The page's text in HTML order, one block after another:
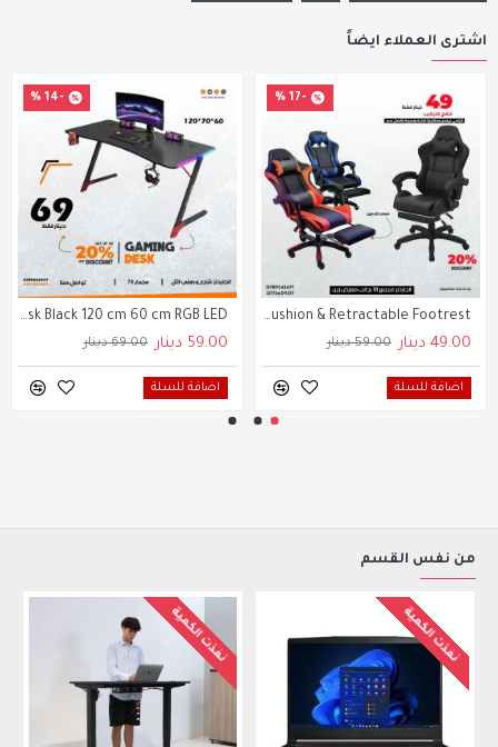
اشترى العملاء ايضاً
-17 %
Cherry Tree Furniture High Back Recliner Gaming Chair with Cushion & Retractable Footrest
49.00 دينار 59.00 دينار
اضافة للسلة
-14 %
Gaming Desk Black 120 cm 60 cm RGB LED
59.00 دينار 69.00 دينار
اضافة للسلة
من نفس القسم
نفذت الكمية نفذت الكمية